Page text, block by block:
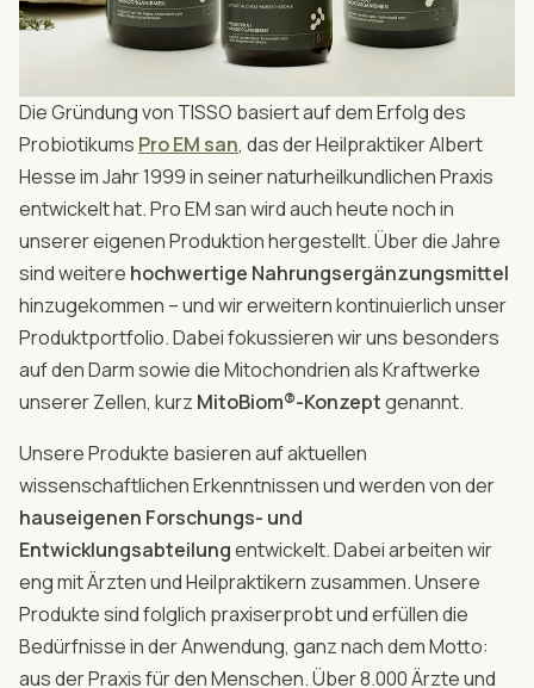
Die Gründung von TISSO basiert auf dem Erfolg des
Probiotikums Pro EM san, das der Heilpraktiker Albert
Hesse im Jahr 1999 in seiner naturheilkundlichen Praxis
entwickelt hat. Pro EM san wird auch heute noch in
unserer eigenen Produktion hergestellt. Über die Jahre
sind weitere hochwertige Nahrungsergänzungsmittel
hinzugekommen – und wir erweitern kontinuierlich unser
Produktportfolio. Dabei fokussieren wir uns besonders
auf den Darm sowie die Mitochondrien als Kraftwerke
unserer Zellen, kurz MitoBiom®-Konzeptgenannt.
Unsere Produkte basieren auf aktuellen
wissenschaftlichen Erkenntnissen und werden von der
hauseigenen Forschungs- und
Entwicklungsabteilungentwickelt. Dabei arbeiten wir
eng mit Ärzten und Heilpraktikern zusammen. Unsere
Produkte sind folglich praxiserprobt und erfüllen die
Bedürfnisse in der Anwendung, ganz nach dem Motto:
aus der Praxis für den Menschen. Über 8.000 Ärzte und